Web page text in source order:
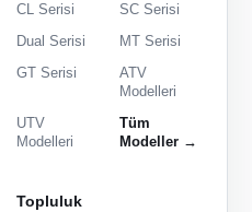
CL Serisi
SC Serisi
Dual Serisi
MT Serisi
GT Serisi
ATV
Modelleri
UTV
Modelleri
Tüm
Modeller →
Topluluk